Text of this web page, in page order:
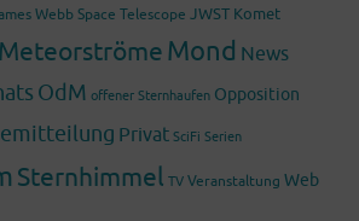
Webb Space Telescope JWST Komet
MeteorströmeMond News
OdM offener Sternhaufen Opposition
Privat SciFi Serien
Sternhimmel TV Veranstaltung Web